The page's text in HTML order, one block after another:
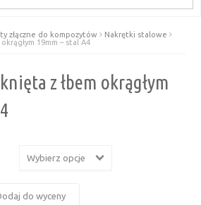
złączne do kompozytów
Nakrętki stalowe
19mm – stal A4
z łbem okrągłym
Wybierz opcje
do wyceny